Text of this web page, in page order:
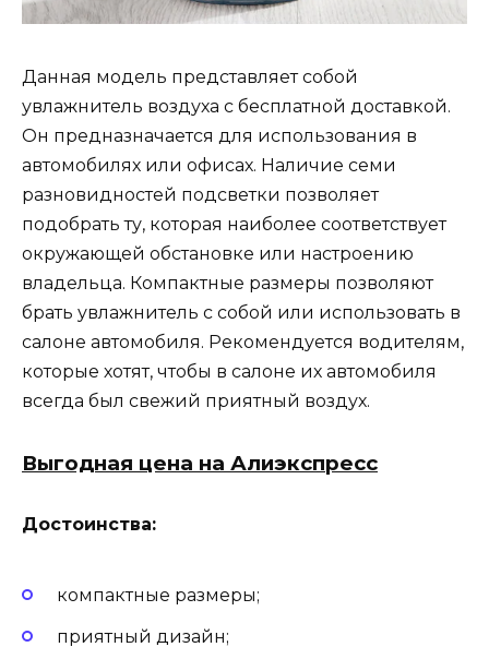
Данная модель представляет собой
увлажнитель воздуха с бесплатной доставкой.
Он предназначается для использования в
автомобилях или офисах. Наличие семи
разновидностей подсветки позволяет
подобрать ту, которая наиболее соответствует
окружающей обстановке или настроению
владельца. Компактные размеры позволяют
брать увлажнитель с собой или использовать в
салоне автомобиля. Рекомендуется водителям,
которые хотят, чтобы в салоне их автомобиля
всегда был свежий приятный воздух.
Выгодная цена на Алиэкспресс
Достоинства:
компактные размеры;
приятный дизайн;